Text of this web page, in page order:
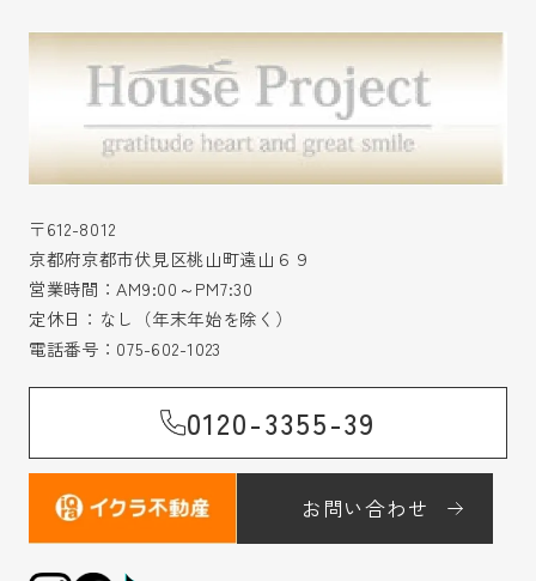
〒612-8012
京都府京都市伏見区桃山町遠山６９
営業時間：AM9:00～PM7:30
定休日：なし（年末年始を除く）
電話番号： 075-602-1023
0120-3355-39
お問い合わせ